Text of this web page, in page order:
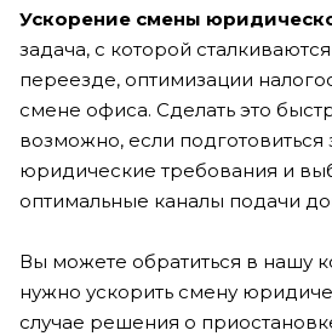
Ускорение смены
задача, с которой
переезде, оптимизации
смене офиса. Сделать это
возможно, если подготовиться
юридические требования и
оптимальные каналы подачи
Вы можете обратиться в нашу
нужно ускорить смену
случае решения о